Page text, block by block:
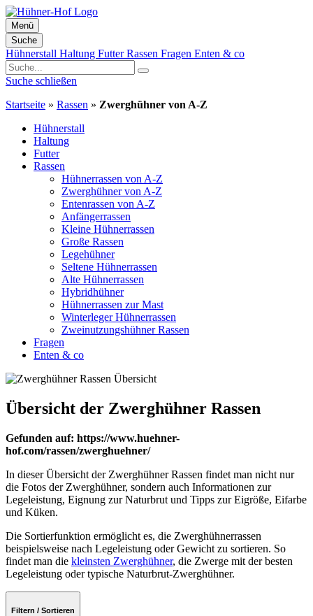
Menü
Suche
Zum
Inhalt
springen
Hühnerstall Haltung FutterRassen Fragen Enten & co
Suche schließen
Startseite » Rassen » Zwerghühner von A-Z
Hühnerstall
Haltung
Futter
Rassen
Hühnerrassen von A-Z
Zwerghühner von A-Z
Entenrassen von A-Z
Anfängerrassen
Kleine Hühnerrassen
Große Rassen
Legehühner
Seltene Hühnerrassen
Alte Hühnerrassen
Hybridhühner
Hühnerrassen zur Mast
Winterleger Hühnerrassen
Zweinutzungshühner Rassen
Fragen
Enten & co
Übersicht der Zwerghühner Rassen
Gefunden auf: https://www.huehner-
hof.com/rassen/zwerghuehner/
In dieser Übersicht der Zwerghühner Rassen findet man nicht nur
die Fotos der Zwerghühner, sondern auch Informationen zur
Legeleistung, Eignung zur Naturbrut und Tipps zur Eigröße, Eifarbe
und Küken.
Die Sortierfunktion ermöglicht es, die Zwerghühnerrassen
beispielsweise nach Legeleistung oder Gewicht zu sortieren. So
findet man die kleinsten Zwerghühner, die Zwerge mit der besten
Legeleistung oder typische Naturbrut-Zwerghühner.
Filtern / Sortieren